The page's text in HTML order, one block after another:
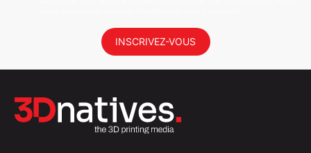
INSCRIVEZ-VOUS